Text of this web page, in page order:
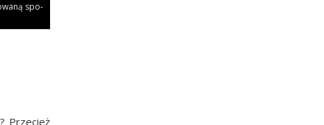
spo­
Prze­cież